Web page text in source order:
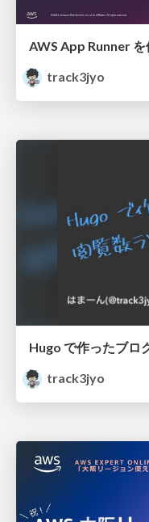
track3jyo
Hugo で作ったブロ
track3jyo